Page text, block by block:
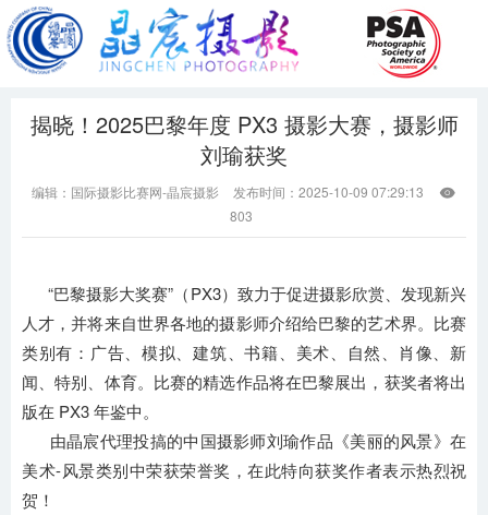
揭晓！2025巴黎年度 PX3 摄影大赛，摄影师
刘瑜获奖
编辑：国际摄影比赛网-晶宸摄影 发布时间：2025-10-09 07:29:13 
803
“巴黎摄影大奖赛”（PX3）致力于促进摄影欣赏、发现新兴
人才，并将来自世界各地的摄影师介绍给巴黎的艺术界。比赛
类别有：广告、模拟、建筑、书籍、美术、自然、肖像、新
闻、特别、体育。比赛的精选作品将在巴黎展出，获奖者将出
版在 PX3 年鉴中。
由晶宸代理投搞的中国摄影师刘瑜作品《美丽的风景》在
美术-风景类别中荣获荣誉奖，在此特向获奖作者表示热烈祝
贺！